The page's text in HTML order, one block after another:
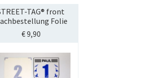
TAG® front
Folie
€9,90